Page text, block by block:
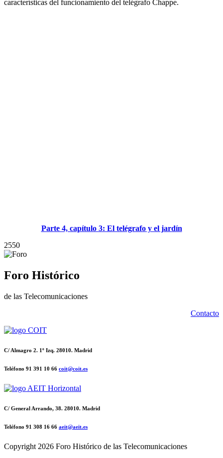
características del funcionamiento del telégrafo Chappe.
Parte 4, capítulo 3: El telégrafo y el jardín
2550
Foro Histórico
de las Telecomunicaciones
Contacto
C/ Almagro 2. 1º Izq. 28010. Madrid
Teléfono 91 391 10 66 coit@coit.es
C/ General Arrando, 38. 28010. Madrid
Teléfono 91 308 16 66 aeit@aeit.es
Copyright 2026 Foro Histórico de las Telecomunicaciones